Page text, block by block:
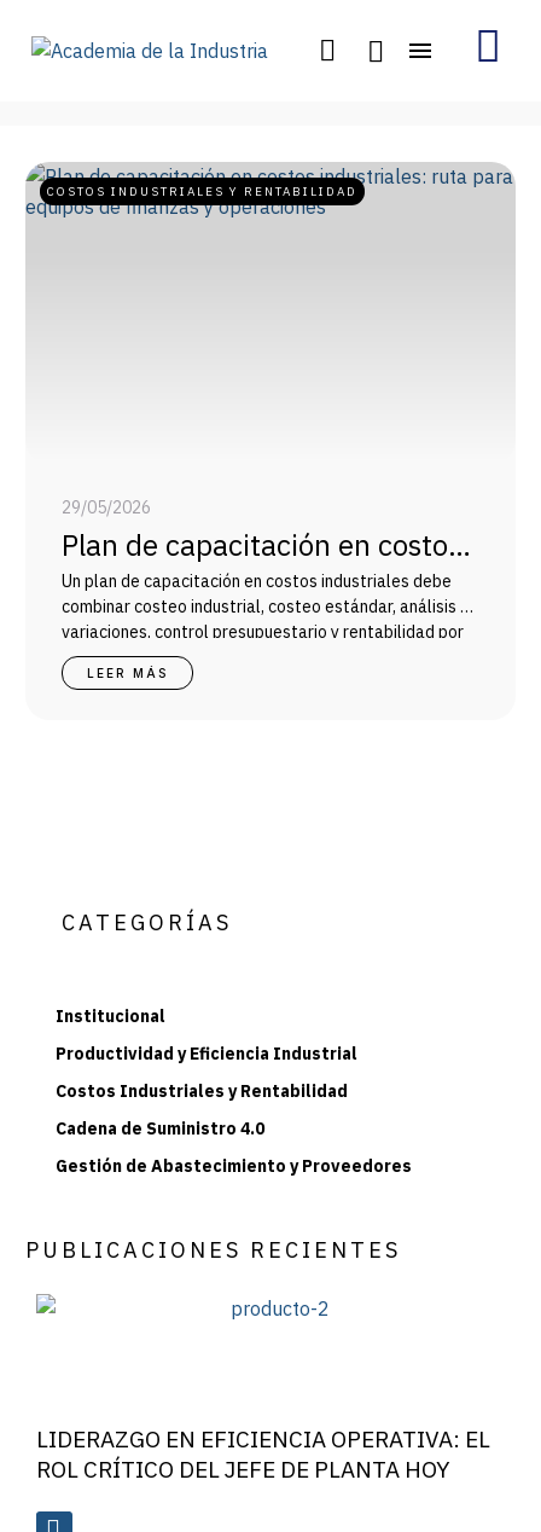
COSTOS INDUSTRIALES Y RENTABILIDAD
29/05/2026
Plan de capacitación en costos
industriales: ruta para equipos
de finanzas y operaciones
Un plan de capacitación en costos industriales debe
combinar costeo industrial, costeo estándar, análisis de
variaciones, control presupuestario y rentabilidad por
línea y producto.
LEER MÁS
CATEGORÍAS
Institucional
Productividad y Eficiencia Industrial
Costos Industriales y Rentabilidad
Cadena de Suministro 4.0
Gestión de Abastecimiento y Proveedores
PUBLICACIONES RECIENTES
LIDERAZGO EN EFICIENCIA OPERATIVA: EL
ROL CRÍTICO DEL JEFE DE PLANTA HOY